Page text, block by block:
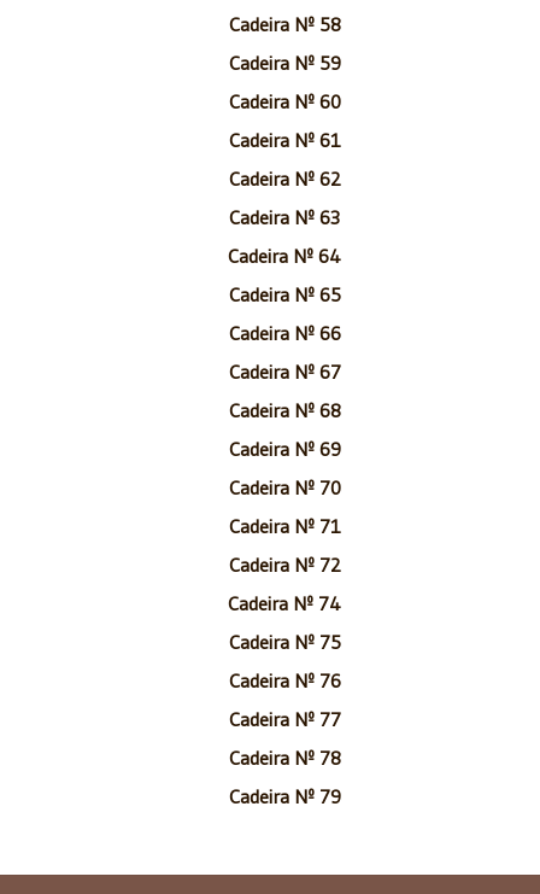
Cadeira Nº 58
Cadeira Nº 59
Cadeira Nº 60
Cadeira Nº 61
Cadeira Nº 62
Cadeira Nº 63
Cadeira Nº 64
Cadeira Nº 65
Cadeira Nº 66
Cadeira Nº 67
Cadeira Nº 68
Cadeira Nº 69
Cadeira Nº 70
Cadeira Nº 71
Cadeira Nº 72
Cadeira Nº 74
Cadeira Nº 75
Cadeira Nº 76
Cadeira Nº 77
Cadeira Nº 78
Cadeira Nº 79